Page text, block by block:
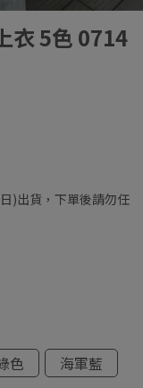
衣 5色 0714
)出貨，下單後請勿任
色
海軍藍